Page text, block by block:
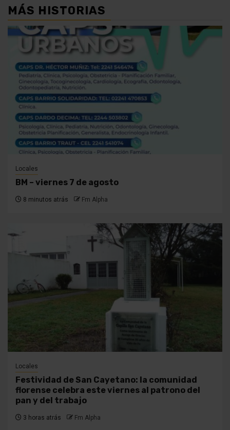
MÁS HISTORIAS
Locales
BM – viernes 7 de agosto
8 minutos atrás Fm Alpha
Locales
Festividad de San Cayetano: la comunidad
florense celebra este viernes al patrono del
pan y del trabajo
3 horas atrás Fm Alpha